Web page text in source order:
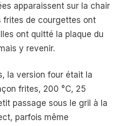
apparaissent sur la chair
frites de courgettes ont
ont quitté la plaque du
y revenir.
la version four était la
frites, 200 °C, 25
passage sous le gril à la
parfois même